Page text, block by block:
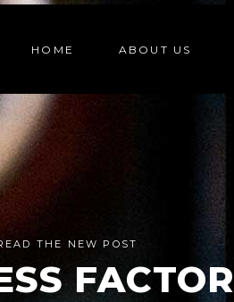
HOME ABOUT US
THE NEW POST
FACTOR